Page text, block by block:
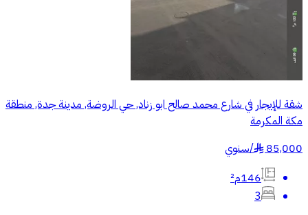
شقة للإيجار في شارع محمد صالح ابو زناد, حي الروضة, مدينة جدة, منطقة
مكة المكرمة
85,000
§
/سنوي
146م²
3